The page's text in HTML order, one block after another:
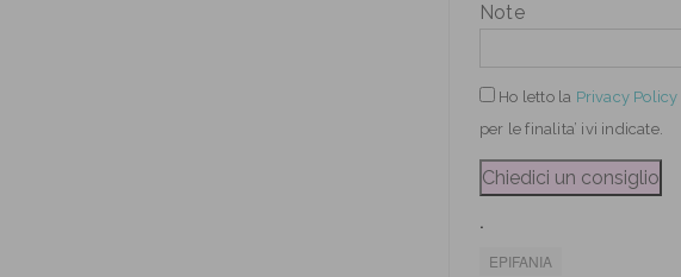
Note
Ho letto la Privacy Policy
per le finalita’ ivi indicate.
.
EPIFANIA